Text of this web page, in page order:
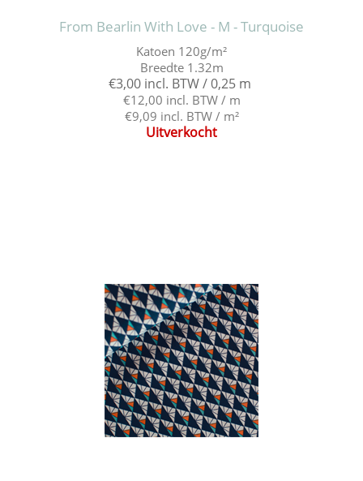
From Bearlin With Love - M - Turquoise
Katoen 120g/m²
Breedte 1.32m
€3,00 incl. BTW / 0,25 m
€12,00 incl. BTW / m
€9,09 incl. BTW / m²
Uitverkocht